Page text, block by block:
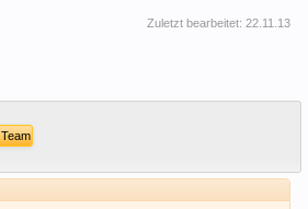
Zuletzt bearbeitet: 22.11.13